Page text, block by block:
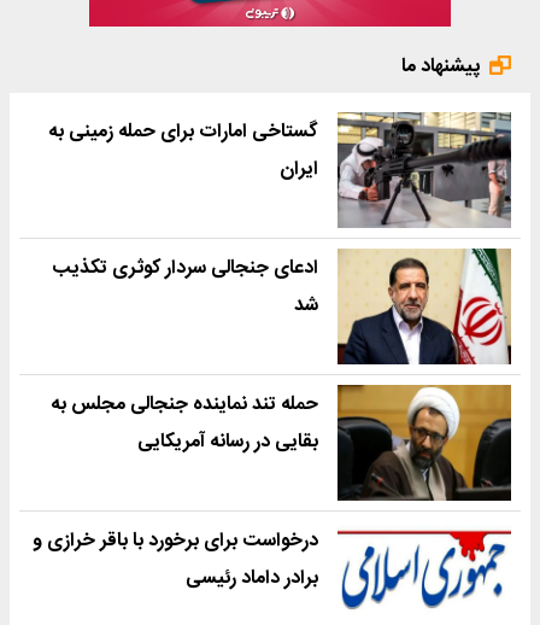
پیشنهاد ما
گستاخی امارات برای حمله زمینی به
ایران
ادعای جنجالی سردار کوثری تکذیب
شد
حمله تند نماینده جنجالی مجلس به
بقایی در رسانه آمریکایی
درخواست برای برخورد با باقر خرازی و
برادر داماد رئیسی